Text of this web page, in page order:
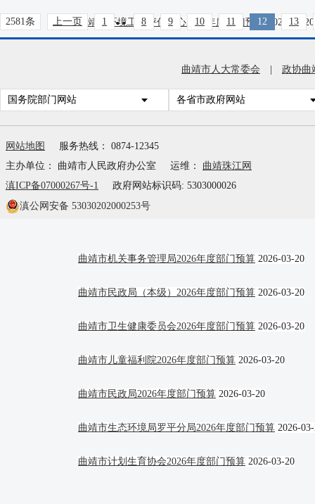
曲靖市环境工程评估中心2026年度部门预算 2026-03-20
曲靖市林业和草原局2026年度部门预算 2026-03-20
中国人民政治协商会议云南省曲靖市委员会2026年度
曲靖市卫生健康委员会(本级)2026年度部门预算
曲靖市机关事务管理局2026年度部门预算 2026-03-20
曲靖市民政局（本级）2026年度部门预算 2026-03-20
曲靖市卫生健康委员会2026年度部门预算 2026-03-20
曲靖市儿童福利院2026年度部门预算 2026-03-20
曲靖市民政局2026年度部门预算 2026-03-20
曲靖市生态环境局罗平分局2026年度部门预算 2026-
曲靖市计划生育协会2026年度部门预算 2026-03-20
2581条 上一页 1 .. 8 9 10 11 12 13
曲靖市人大常委会 政协曲
国务院部门网站 各省市政府网站
网站地图
服务热线： 0874-12345
主办单位： 曲靖市人民政府办公室
运维： 曲靖珠江网
滇ICP备07000267号-1
政府网站标识码: 5303000026
滇公网安备 53030202000253号